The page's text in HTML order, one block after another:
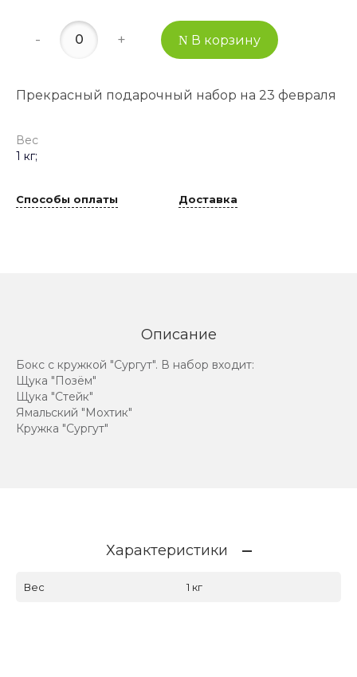
- + В корзину
Прекрасный подарочный набор на 23 февраля
Вес
1 кг;
Способы оплаты Доставка
Описание
Бокс с кружкой "Сургут". В набор входит:
Щука "Позём"
Щука "Стейк"
Ямальский "Мохтик"
Кружка "Сургут"
Характеристики
Вес 1 кг